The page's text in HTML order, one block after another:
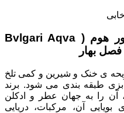
عطر اسپرت بولگاری آکوا پور هوم ( Bvlgari Aqva
ی خنک و شیرین و کمی تلخ
طبقه بندی می شود. برند
سرشناس بولگاری در سال ۲۰۰۵، آن را به جهان عطر و ادکلن
آن، مرکبات، دریایی